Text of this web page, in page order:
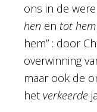
ons in de
hen en tot hem
hem” : door
overwinning
maar ook de
het verkeerde